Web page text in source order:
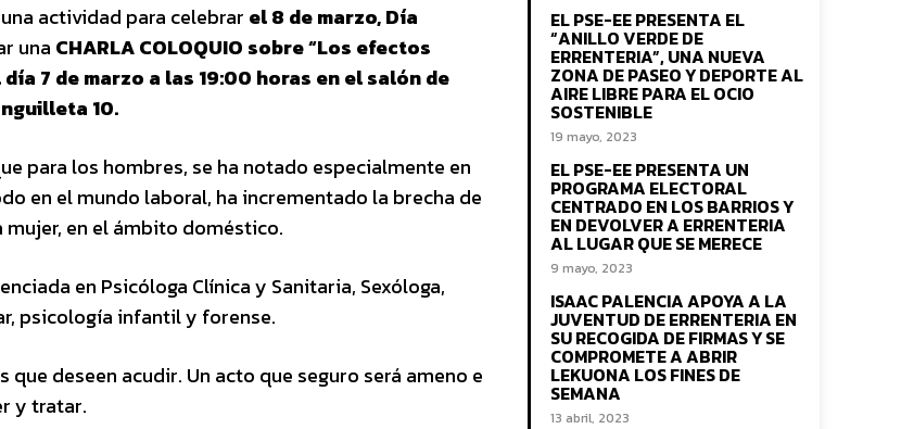
actividad para celebrar el 8 de marzo, Día
una CHARLA COLOQUIO sobre “Los efectos
día 7 de marzo a las 19:00 horas en el salón de
10.
para los hombres, se ha notado especialmente en
en el mundo laboral, ha incrementado la brecha de
en el ámbito doméstico.
en Psicóloga Clínica y Sanitaria, Sexóloga,
psicología infantil y forense.
deseen acudir. Un acto que seguro será ameno e
y tratar.
EL PSE-EE PRESENTA EL
“ANILLO VERDE DE
ERRENTERIA”, UNA NUEVA
ZONA DE PASEO Y DEPORTE AL
AIRE LIBRE PARA EL OCIO
SOSTENIBLE
19 mayo, 2023
EL PSE-EE PRESENTA UN
PROGRAMA ELECTORAL
CENTRADO EN LOS BARRIOS Y
EN DEVOLVER A ERRENTERIA
AL LUGAR QUE SE MERECE
9 mayo, 2023
ISAAC PALENCIA APOYA A LA
JUVENTUD DE ERRENTERIA EN
SU RECOGIDA DE FIRMAS Y SE
COMPROMETE A ABRIR
LEKUONA LOS FINES DE
SEMANA
13 abril, 2023